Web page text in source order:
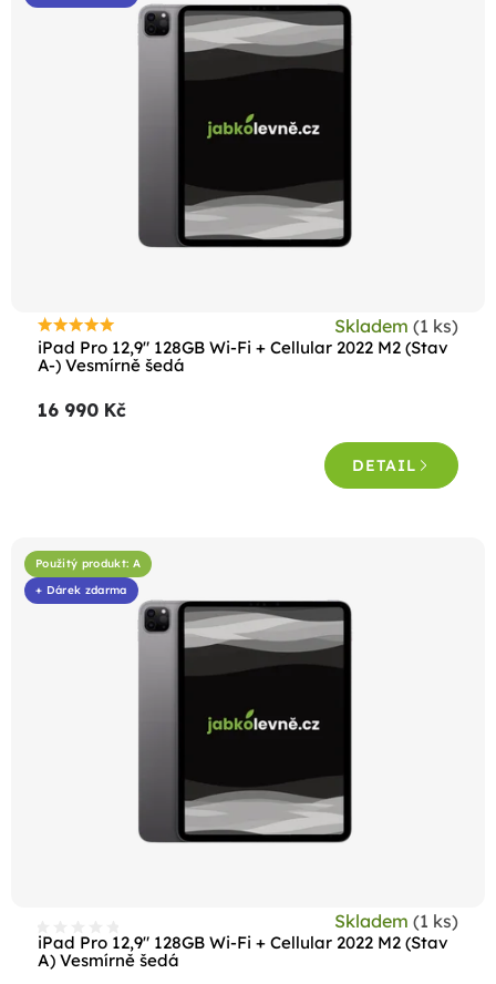
iPad Pro 12,9" 128GB Wi-Fi + Cellular 2022 M2 (Stav
A-) Vesmírně šedá
Průměrné
hodnocení
je
Skladem (1 ks)
16 990 Kč
DETAIL
Použitý produkt: A
+ Dárek zdarma
iPad Pro 12,9" 128GB Wi-Fi + Cellular 2022 M2 (Stav
A) Vesmírně šedá
Skladem (1 ks)